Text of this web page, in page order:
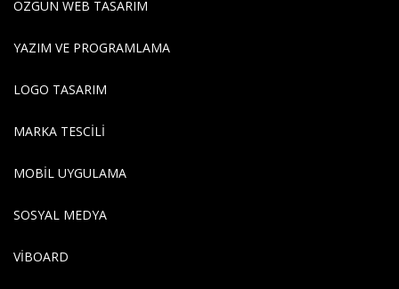
ÖZGÜN WEB TASARIM
YAZIM VE PROGRAMLAMA
LOGO TASARIM
MARKA TESCILI
MOBIL UYGULAMA
SOSYAL MEDYA
VIBOARD